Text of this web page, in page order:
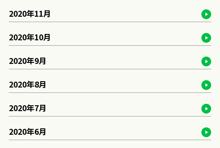
2020年11月
2020年10月
2020年9月
2020年8月
2020年7月
2020年6月